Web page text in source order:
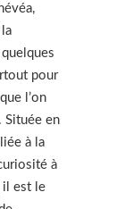
pour
l’on
Située en
à la
à
il est le